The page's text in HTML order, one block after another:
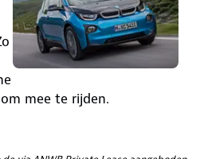
mee te rijden.